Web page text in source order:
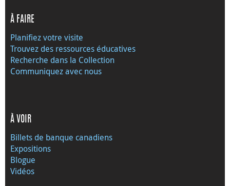
À FAIRE
Planifiez votre visite
Trouvez des ressources éducatives
Recherche dans la Collection
Communiquez avec nous
À VOIR
Billets de banque canadiens
Expositions
Blogue
Vidéos